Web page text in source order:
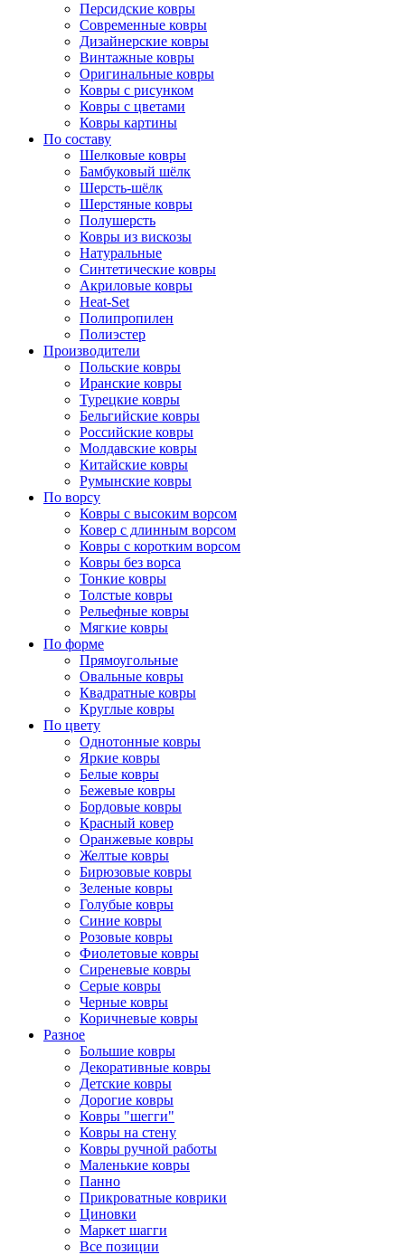
Персидские ковры
Современные ковры
Дизайнерские ковры
Винтажные ковры
Оригинальные ковры
Ковры с рисунком
Ковры с цветами
Ковры картины
По составу
Шелковые ковры
Бамбуковый шёлк
Шерсть-шёлк
Шерстяные ковры
Полушерсть
Ковры из вискозы
Натуральные
Синтетические ковры
Акриловые ковры
Heat-Set
Полипропилен
Полиэстер
Производители
Польские ковры
Иранские ковры
Турецкие ковры
Бельгийские ковры
Российские ковры
Молдавские ковры
Китайские ковры
Румынские ковры
По ворсу
Ковры с высоким ворсом
Ковер с длинным ворсом
Ковры с коротким ворсом
Ковры без ворса
Тонкие ковры
Толстые ковры
Рельефные ковры
Мягкие ковры
По форме
Прямоугольные
Овальные ковры
Квадратные ковры
Круглые ковры
По цвету
Однотонные ковры
Яркие ковры
Белые ковры
Бежевые ковры
Бордовые ковры
Красный ковер
Оранжевые ковры
Желтые ковры
Бирюзовые ковры
Зеленые ковры
Голубые ковры
Синие ковры
Розовые ковры
Фиолетовые ковры
Сиреневые ковры
Серые ковры
Черные ковры
Коричневые ковры
Разное
Большие ковры
Декоративные ковры
Детские ковры
Дорогие ковры
Ковры "шегги"
Ковры на стену
Ковры ручной работы
Маленькие ковры
Панно
Прикроватные коврики
Циновки
Маркет шагги
Все позиции